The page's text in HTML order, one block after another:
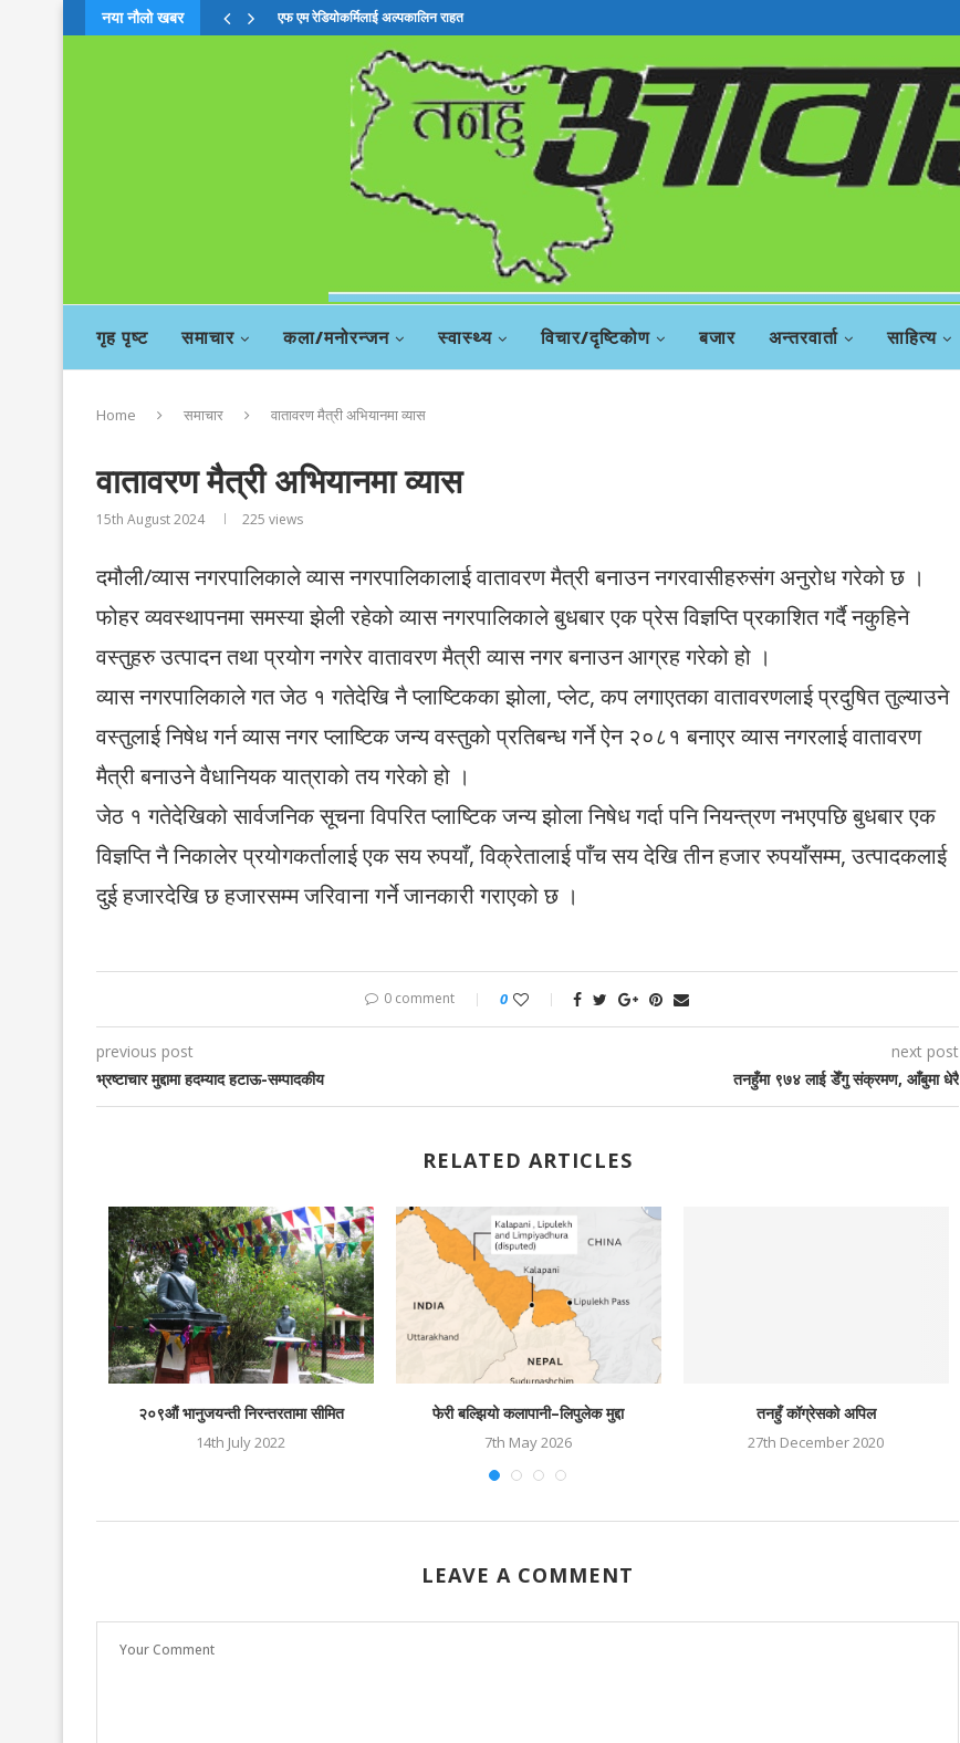
नया नौलो खबर
एफ एम रेडियोकर्मिलाई अल्पकालिन राहत
चिया बहसमाः दाहालको सदस्यता खारेजी सिफारिस
गृह पृष्ट समाचार कला/मनोरन्जन स्वास्थ्य विचार/दृष्टिकोण बजार अन्तरवार्ता साहित्य
Home समाचार वातावरण मैत्री अभियानमा व्यास
वातावरण मैत्री अभियानमा व्यास
15th August 2024 225 views
दमौली/व्यास नगरपालिकाले व्यास नगरपालिकालाई वातावरण मैत्री बनाउन नगरवासीहरुसंग अनुरोध गरेको छ ।
फोहर व्यवस्थापनमा समस्या झेली रहेको व्यास नगरपालिकाले बुधबार एक प्रेस विज्ञप्ति प्रकाशित गर्दै नकुहिने
वस्तुहरु उत्पादन तथा प्रयोग नगरेर वातावरण मैत्री व्यास नगर बनाउन आग्रह गरेको हो ।
व्यास नगरपालिकाले गत जेठ १ गतेदेखि नै प्लाष्टिकका झोला, प्लेट, कप लगाएतका वातावरणलाई प्रदुषित तुल्याउने
वस्तुलाई निषेध गर्न व्यास नगर प्लाष्टिक जन्य वस्तुको प्रतिबन्ध गर्ने ऐन २०८१ बनाएर व्यास नगरलाई वातावरण
मैत्री बनाउने वैधानियक यात्राको तय गरेको हो ।
जेठ १ गतेदेखिको सार्वजनिक सूचना विपरित प्लाष्टिक जन्य झोला निषेध गर्दा पनि नियन्त्रण नभएपछि बुधबार एक
विज्ञप्ति नै निकालेर प्रयोगकर्तालाई एक सय रुपयाँ, विक्रेतालाई पाँच सय देखि तीन हजार रुपयाँसम्म, उत्पादकलाई
दुई हजारदेखि छ हजारसम्म जरिवाना गर्ने जानकारी गराएको छ ।
0 comment 0
previous post
भ्रष्टाचार मुद्दामा हदम्याद हटाऊ-सम्पादकीय
next post
तनहुँमा ९७४ लाई डेँगु संक्रमण, आँबुमा धेरै
RELATED ARTICLES
२०९औं भानुजयन्ती निरन्तरतामा सीमित
14th July 2022
फेरी बल्झियो कलापानी–लिपुलेक मुद्दा
7th May 2026
तनहुँ कॉग्रेसको अपिल
27th December 2020
LEAVE A COMMENT